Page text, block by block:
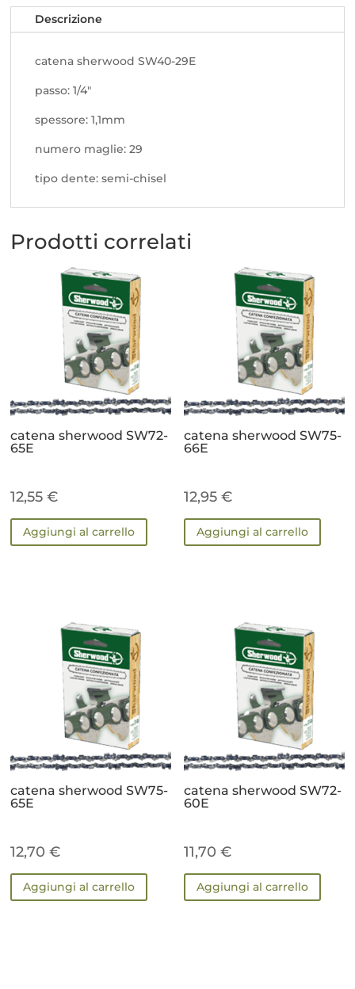
Descrizione
catena sherwood SW40-29E
passo: 1/4"
spessore: 1,1mm
numero maglie: 29
tipo dente: semi-chisel
Prodotti correlati
catena sherwood SW72-
65E
12,55€
Aggiungi al carrello
catena sherwood SW75-
66E
12,95€
Aggiungi al carrello
catena sherwood SW75-
65E
12,70€
Aggiungi al carrello
catena sherwood SW72-
60E
11,70€
Aggiungi al carrello